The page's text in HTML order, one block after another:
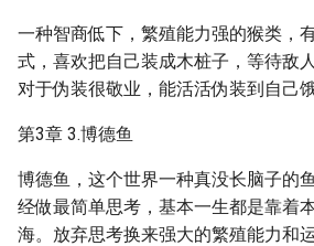
一种智商低下，繁殖能力强的猴类，
式，喜欢把自己装成木桩子，等待敌
对于伪装很敬业，能活活伪装到自己饿
第3章 3.博德鱼
博德鱼，这个世界一种真没长脑子的
经做最简单思考，基本一生都是靠着
海。放弃思考换来强大的繁殖能力和